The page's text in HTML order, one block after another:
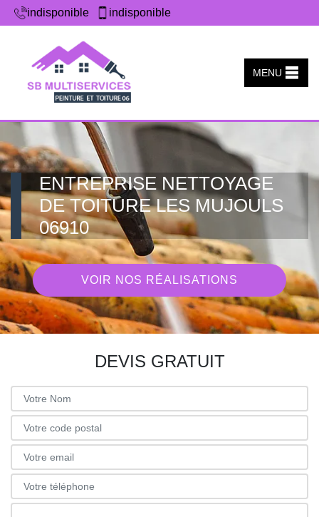
indisponible indisponible
MENU
ENTREPRISE NETTOYAGE
DE TOITURE LES MUJOULS
06910
VOIR NOS RÉALISATIONS
DEVIS GRATUIT